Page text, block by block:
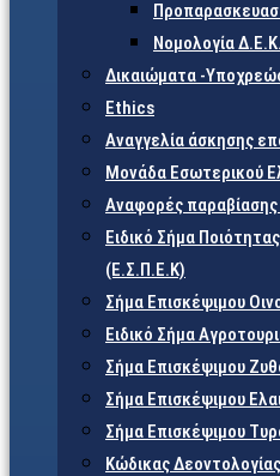
Νομολογία Δ.Ε.Κ.
Δικαιώματα -
Ethics
Αναγγελία άσκησης
Μονάδα Εσωτερικού
Αναφορές παραβίασης
Ειδικό Σήμα
(Ε.Σ.Π.Ε.Κ)
Σήμα Επισκέψιμου
Ειδικό Σήμα
Σήμα Επισκέψιμου
Σήμα Επισκέψιμου
Σήμα Επισκέψιμου
Κώδικας